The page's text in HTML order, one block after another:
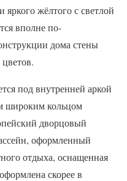
жёлтого с светлой
вполне по-
дома стены
под внутренней аркой
широким кольцом
дворцовый
оформленный
отдыха, оснащенная
скорее в